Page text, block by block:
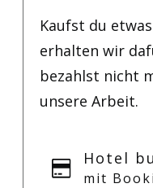
Kaufst du
erhalten wir
bezahlst nicht
unsere Arbeit.
Hotel
mit